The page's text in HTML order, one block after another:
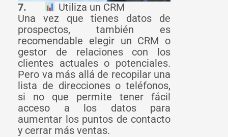
7.
Utiliza un CRM
Una vez que tienes datos de
prospectos, también es
recomendable elegir un CRM o
gestor de relaciones con los
clientes actuales o potenciales.
Pero va más allá de recopilar una
lista de direcciones o teléfonos,
si no que permite tener fácil
acceso a los datos para
aumentar los puntos de contacto
y cerrar más ventas.